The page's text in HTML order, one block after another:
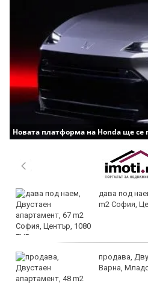
Новата платформа на Honda ще
дава под
m2 София,
продава,
Варна,